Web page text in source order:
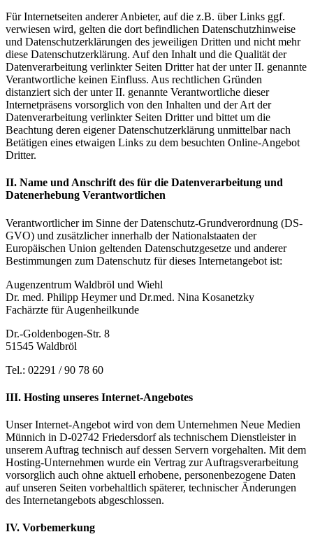
Für Internetseiten anderer Anbieter, auf die z.B. über Links ggf.
verwiesen wird, gelten die dort befindlichen Datenschutzhinweise
und Datenschutzerklärungen des jeweiligen Dritten und nicht mehr
diese Datenschutzerklärung. Auf den Inhalt und die Qualität der
Datenverarbeitung verlinkter Seiten Dritter hat der unter II. genannte
Verantwortliche keinen Einfluss. Aus rechtlichen Gründen
distanziert sich der unter II. genannte Verantwortliche dieser
Internetpräsens vorsorglich von den Inhalten und der Art der
Datenverarbeitung verlinkter Seiten Dritter und bittet um die
Beachtung deren eigener Datenschutzerklärung unmittelbar nach
Betätigen eines etwaigen Links zu dem besuchten Online-Angebot
Dritter.
II. Name und Anschrift des für die Datenverarbeitung und
Datenerhebung Verantwortlichen
Verantwortlicher im Sinne der Datenschutz-Grundverordnung (DS-
GVO) und zusätzlicher innerhalb der Nationalstaaten der
Europäischen Union geltenden Datenschutzgesetze und anderer
Bestimmungen zum Datenschutz für dieses Internetangebot ist:
Augenzentrum Waldbröl und Wiehl
Dr. med. Philipp Heymer und Dr.med. Nina Kosanetzky
Fachärzte für Augenheilkunde
Dr.-Goldenbogen-Str. 8
51545 Waldbröl
Tel.: 02291 / 90 78 60
III. Hosting unseres Internet-Angebotes
Unser Internet-Angebot wird von dem Unternehmen Neue Medien
Münnich in D-02742 Friedersdorf als technischem Dienstleister in
unserem Auftrag technisch auf dessen Servern vorgehalten. Mit dem
Hosting-Unternehmen wurde ein Vertrag zur Auftragsverarbeitung
vorsorglich auch ohne aktuell erhobene, personenbezogene Daten
auf unseren Seiten vorbehaltlich späterer, technischer Änderungen
des Internetangebots abgeschlossen.
IV. Vorbemerkung